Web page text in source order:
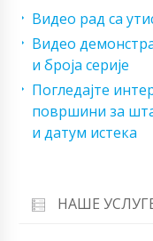
Видео рад са
Видео
и броја серије
Погледајте
површини за
и датум истека
НАШЕ